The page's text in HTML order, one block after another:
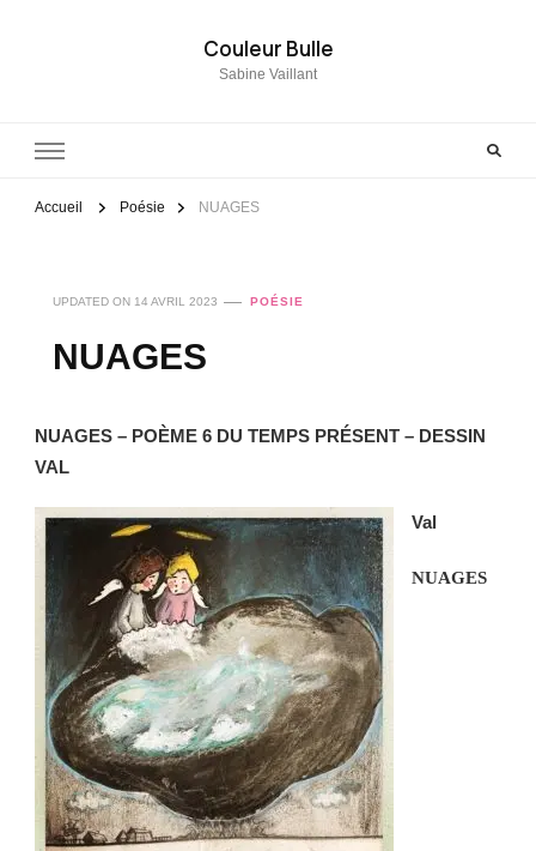
Couleur Bulle
Sabine Vaillant
Accueil Poésie NUAGES
UPDATED ON 14 AVRIL 2023 POÉSIE
NUAGES
NUAGES – POÈME 6 DU TEMPS PRÉSENT – DESSIN
VAL
Val
NUAGES